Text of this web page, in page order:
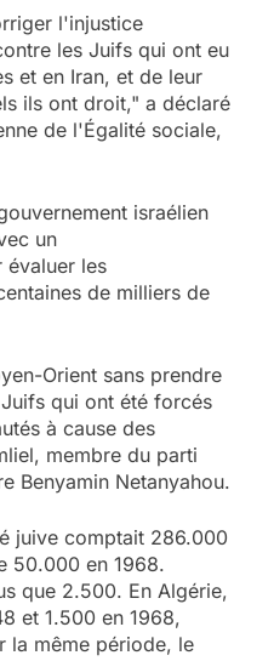
l'injustice
les Juifs qui ont eu
et en Iran, et de leur
ils ont droit," a déclaré
de l'Égalité sociale,
israélien
un
évaluer les
de milliers de
Orient sans prendre
qui ont été forcés
à cause des
membre du parti
Benyamin Netanyahou.
juive comptait 286.000
50.000 en 1968.
que 2.500. En Algérie,
et 1.500 en 1968,
la même période, le
l’année la plus
selon le